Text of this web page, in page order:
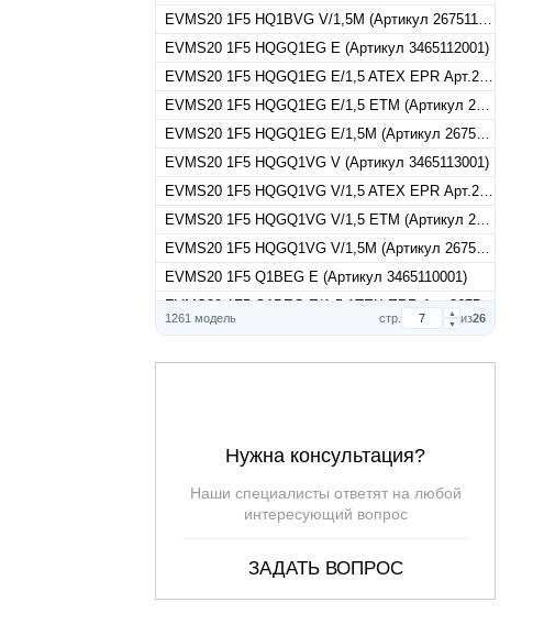
EVMS20 1F5 HQ1BVG V/1,5M (Артикул 26751150010)
EVMS20 1F5 HQGQ1EG E (Артикул 3465112001)
EVMS20 1F5 HQGQ1EG E/1,5 ATEX EPR Арт.26751120017
EVMS20 1F5 HQGQ1EG E/1,5 ETM (Артикул 26751120015)
EVMS20 1F5 HQGQ1EG E/1,5M (Артикул 26751120010)
EVMS20 1F5 HQGQ1VG V (Артикул 3465113001)
EVMS20 1F5 HQGQ1VG V/1,5 ATEX EPR Арт.26751130017
EVMS20 1F5 HQGQ1VG V/1,5 ETM (Артикул 26751130015)
EVMS20 1F5 HQGQ1VG V/1,5M (Артикул 26751130010)
EVMS20 1F5 Q1BEG E (Артикул 3465110001)
EVMS20 1F5 Q1BEG E/1,5 ATEX EPR Арт.26751100017
EVMS20 1F5 Q1BEG E/1,5 ETM (Артикул 26751100015)
EVMS20 1F5 Q1BEG E/1,5M (Артикул 26751100010)
EVMS20 1F6 HQ1BEG E (Артикул 3466114001)
EVMS20 1F6 HQ1BVG V (Артикул 3466115001)
1261 модель стр.
▲
▼
из26
Нужна консультация?
Наши специалисты ответят на любой
интересующий вопрос
ЗАДАТЬ ВОПРОС